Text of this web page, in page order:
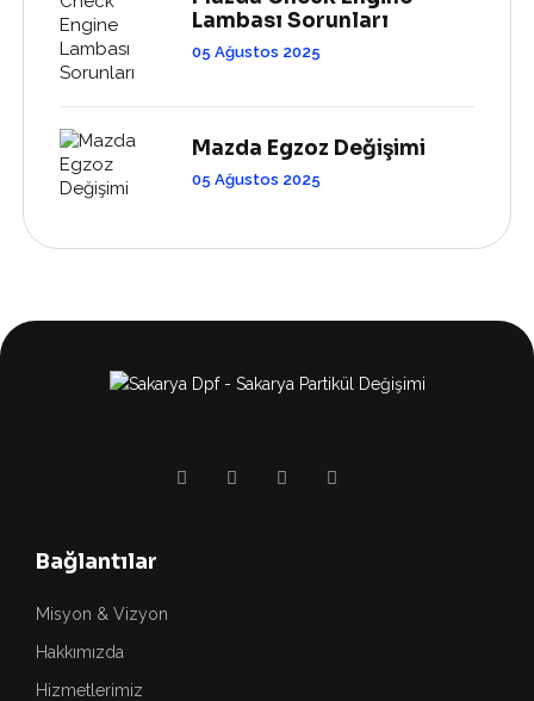
Lambası Sorunları
05 Ağustos 2025
Mazda Egzoz Değişimi
05 Ağustos 2025
Bağlantılar
Misyon & Vizyon
Hakkımızda
Hizmetlerimiz